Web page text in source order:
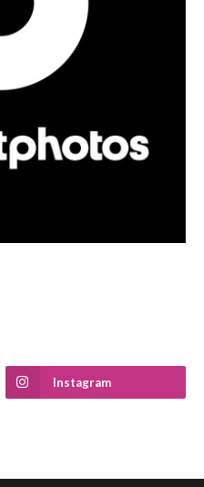
Instagram